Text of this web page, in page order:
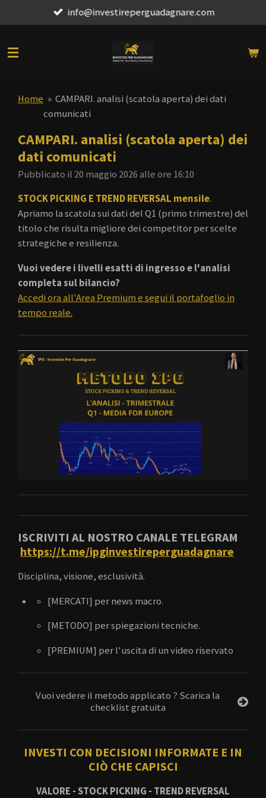
al
principale
info@investireperguadagnare.com
Home » CAMPARI. analisi (scatola aperta) dei dati
comunicati
CAMPARI. analisi (scatola aperta) dei
dati comunicati
Pubblicato il 20 maggio 2026 alle ore 16:10
STOCK PICKING E TREND REVERSAL mensile.
Apriamo la scatola sui dati del Q1 (primo trimestre) del
titolo che risulta migliore dei competitor per scelte
strategiche e resilienza.
Vuoi vedere i livelli esatti di ingresso e l'analisi
completa sul bilancio?
Accedi ora all'Area Premium e segui il portafoglio in
tempo reale.
ISCRIVITI AL NOSTRO CANALE TELEGRAM
https://t.me/ipginvestireperguadagnare
Disciplina, visione, esclusività.
[MERCATI] per news macro.
[METODO] per spiegazioni tecniche.
[PREMIUM] per l'uscita di un video riservato
Vuoi vedere il metodo applicato ? Scarica la
checklist gratuita
INVESTI CON DECISIONI INFORMATE E IN
CIÒ CHE CAPISCI
VALORE - STOCK PICKING - TREND REVERSAL